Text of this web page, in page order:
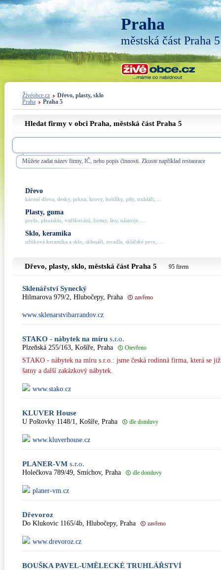
Praha
městská část Praha 5
Živéobce.cz
Dřevo, plasty, sklo
Praha
Praha 5
Hledat firmy v obci Praha, městská část Praha 5
Můžete zadat název firmy, IČ, nebo popis činnosti. Zkuste například restaurace
Dřevo
kácení dřeva, desky, prkna, krovy, hoblíky, pily, truhláři, ...
Plasty, guma
pryže, plexisklo, vstřikování, formy, lisy, nástroje, ...
Sklo, keramika
užitková keramika a sklo, sklenáři, zrcadla, sklářské pece, ...
Dřevo, plasty, sklo, městská část Praha 5 95 firem
Sklenářství Synecký
Hilmarova 979/2, Hlubočepy, Praha zavřeno
www.sklenarstvibarrandov.cz
STAKO - nábytek na míru s.r.o.
Plzeňská 255/163, Košíře, Praha Otevřeno
STAKO - nábytek na míru s.r.o.: jsme česká rodinná firma, která se
šatny a další zakázkový nábytek.
www.stako.cz
KLUVER House
U Poštovky 1148/1, Košíře, Praha dle domluvy
www.kluverhouse.cz
PLANER-VM s.r.o.
Holečkova 789/49, Smíchov, Praha dle domluvy
planer-vm.cz
Dřevoroz
Do Klukovic 1165/4b, Hlubočepy, Praha zavřeno
www.drevoroz.cz
BOUŠKA PAVEL-UMĚLECKÉ TRUHLÁŘSTVÍ